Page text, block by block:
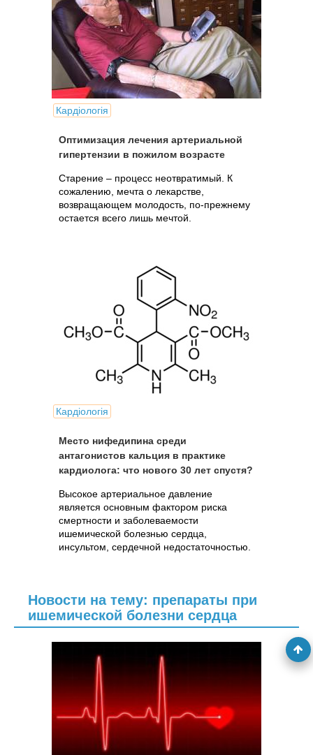
Кардіологія
Оптимизация лечения артериальной
гипертензии в пожилом возрасте
Старение – процесс неотвратимый. К
сожалению, мечта о лекарстве,
возвращающем молодость, по-прежнему
остается всего лишь мечтой.
Кардіологія
Место нифедипина среди
антагонистов кальция в практике
кардиолога: что нового 30 лет спустя?
Высокое артериальное давление
является основным фактором риска
смертности и заболеваемости
ишемической болезнью сердца,
инсультом, сердечной недостаточностью.
Новости на тему: препараты при
ишемической болезни сердца